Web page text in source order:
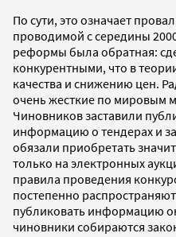
По сути, это означает
проводимой с середины
реформы была обратная:
конкурентными, что в
качества и снижению цен.
очень жесткие по мировым
Чиновников заставили
информацию о тендерах и
обязали приобретать
только на электронных
правила проведения
постепенно
публиковать информацию
чиновники собираются